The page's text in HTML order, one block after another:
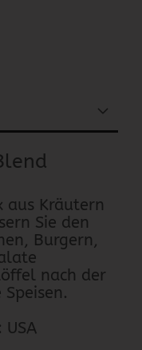
aus Kräutern
Sie den
Burgern,
nach der